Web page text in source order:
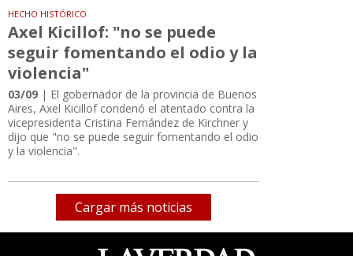
HECHO HISTÓRICO
Axel Kicillof: "no se puede
seguir fomentando el odio y la
violencia"
03/09 | El gobernador de la provincia de Buenos
Aires, Axel Kicillof condenó el atentado contra la
vicepresidenta Cristina Fernández de Kirchner y
dijo que "no se puede seguir fomentando el odio
y la violencia".
Cargar más noticias